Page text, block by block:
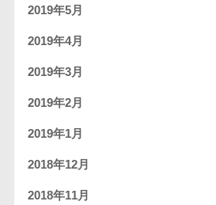
2019年5月
2019年4月
2019年3月
2019年2月
2019年1月
2018年12月
2018年11月